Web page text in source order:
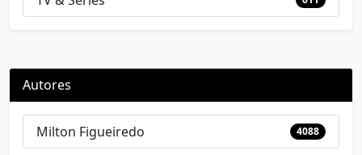
Autores
Milton Figueiredo 4088